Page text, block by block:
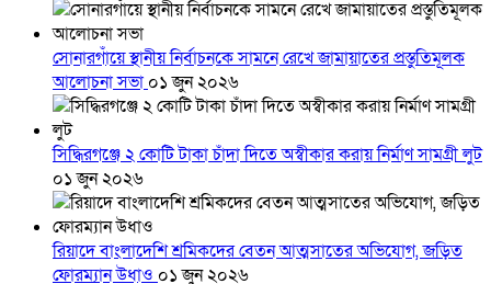
সোনারগাঁয়ে স্থানীয় নির্বাচনকে সামনে রেখে জামায়াতের প্রস্তুতিমূলক
আলোচনা সভা ০১ জুন ২০২৬
সিদ্ধিরগঞ্জে ২ কোটি টাকা চাঁদা দিতে অস্বীকার করায় নির্মাণ সামগ্রী লুট
০১ জুন ২০২৬
রিয়াদে বাংলাদেশি শ্রমিকদের বেতন আত্মসাতের অভিযোগ, জড়িত
ফোরম্যান উধাও ০১ জুন ২০২৬